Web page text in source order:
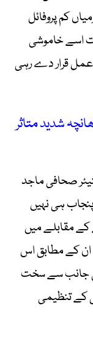
کم پروفائل
اسے خاموشی
عمل قرار دے رہی
شدید متاثر
صحافی ماجد
ہی نہیں
مقابلے میں
ان کے مطابق اس
کی جانب سے سخت
کے تنظیمی